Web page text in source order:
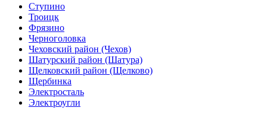
Ступино
Троицк
Фрязино
Черноголовка
Чеховский район (Чехов)
Шатурский район (Шатура)
Щелковский район (Щелково)
Щербинка
Электросталь
Электроугли